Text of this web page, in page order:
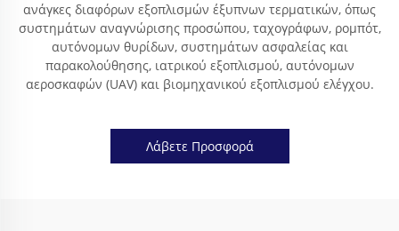
ανάγκες διαφόρων εξοπλισμών έξυπνων τερματικών, όπως
συστημάτων αναγνώρισης προσώπου, ταχογράφων, ρομπότ,
αυτόνομων θυρίδων, συστημάτων ασφαλείας και
παρακολούθησης, ιατρικού εξοπλισμού, αυτόνομων
αεροσκαφών (UAV) και βιομηχανικού εξοπλισμού ελέγχου.
Λάβετε Προσφορά